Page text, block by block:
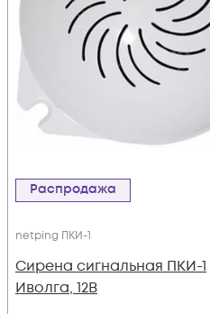
Распродажа
netping ПКИ-1
Сирена сигнальная ПКИ-1
Иволга, 12В